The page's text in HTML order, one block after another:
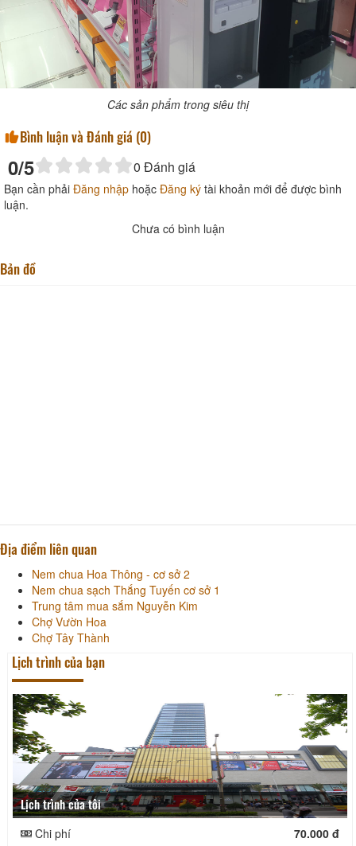
Các sản phẩm trong siêu thị
Bình luận và Đánh giá (0)
0/5 0 Đánh giá
Bạn cần phải Đăng nhập hoặc Đăng ký tài khoản mới để được bình
luận.
Chưa có bình luận
Bản đồ
Địa điểm liên quan
Nem chua Hoa Thông - cơ sở 2
Nem chua sạch Thắng Tuyến cơ sở 1
Trung tâm mua sắm Nguyễn Kim
Chợ Vườn Hoa
Chợ Tây Thành
Lịch trình của bạn
Lịch trình của tôi
Chi phí
70.000 đ